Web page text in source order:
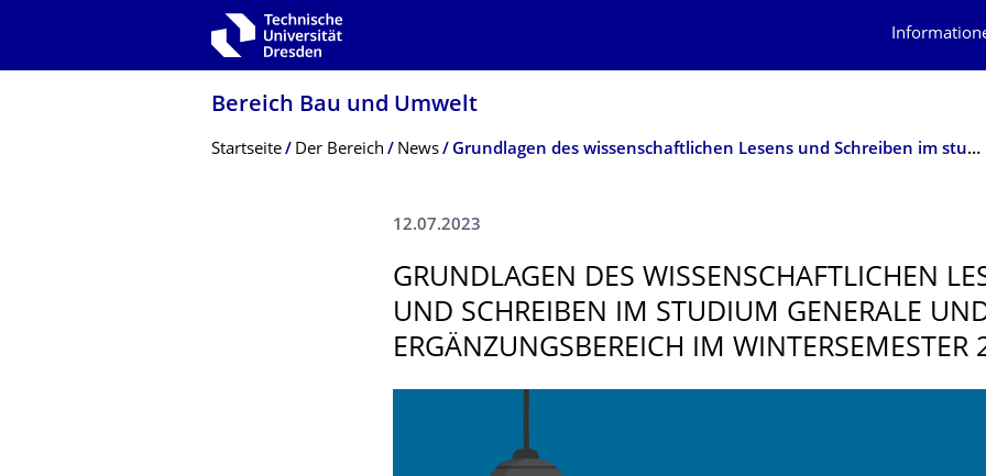
Zur Hauptnavigation springen
Bereich Bau und Umwelt
Breadcrumb-Menü
Startseite Der Bereich News Grundlagen des wissenschaftli­chen Lesens und Schreiben im studium generale und Ergänzungsbe­reich im Wintersemester 2023/24
12.07.2023
GRUNDLAGEN DES WISSENSCHAFTLI­CHEN
UND SCHREIBEN IM STUDIUM GENERALE
ERGÄNZUNGSBE­REICH IM WINTERSEMESTER